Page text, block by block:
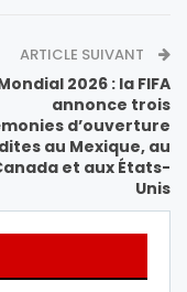
ARTICLE SUIVANT
2026 : la FIFA
annonce trois
d’ouverture
au Mexique, au
et aux États-
Unis